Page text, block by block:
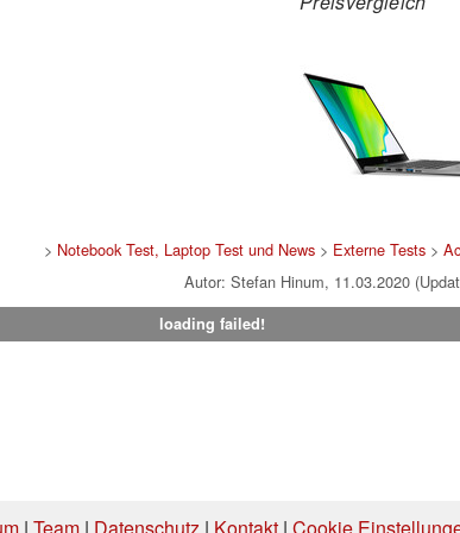
> Notebook Test, Laptop Test und News > Externe Tests >
Autor: Stefan Hinum, 11.03.2020
loading failed!